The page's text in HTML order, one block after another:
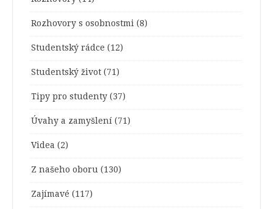
Rozhovory s osobnostmi (8)
Studentský rádce (12)
Studentský život (71)
Tipy pro studenty (37)
Úvahy a zamyšlení (71)
Videa (2)
Z našeho oboru (130)
Zajímavé (117)